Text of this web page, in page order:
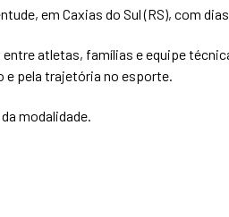
em Caxias do Sul (RS), com
atletas, famílias e equipe
e pela trajetória no esporte.
modalidade.